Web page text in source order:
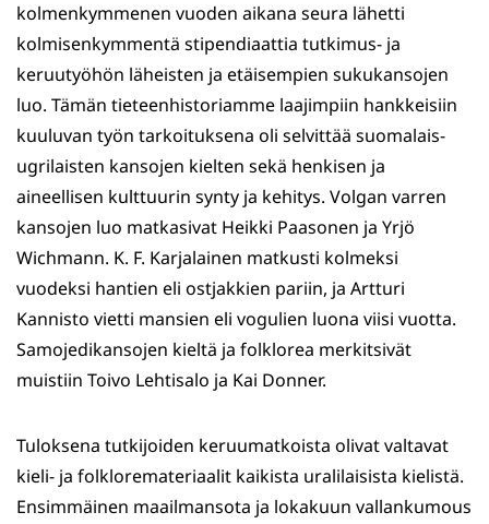
kolmenkymmenen vuoden aikana seura lähetti
kolmisenkymmentä stipendiaattia tutkimus- ja
keruutyöhön läheisten ja etäisempien sukukansojen
luo. Tämän tieteenhistoriamme laajimpiin hankkeisiin
kuuluvan työn tarkoituksena oli selvittää suomalais-
ugrilaisten kansojen kielten sekä henkisen ja
aineellisen kulttuurin synty ja kehitys. Volgan varren
kansojen luo matkasivat Heikki Paasonen ja Yrjö
Wichmann. K. F. Karjalainen matkusti kolmeksi
vuodeksi hantien eli ostjakkien pariin, ja Artturi
Kannisto vietti mansien eli vogulien luona viisi vuotta.
Samojedikansojen kieltä ja folklorea merkitsivät
muistiin Toivo Lehtisalo ja Kai Donner.
Tuloksena tutkijoiden keruumatkoista olivat valtavat
kieli- ja folkloremateriaalit kaikista uralilaisista kielistä.
Ensimmäinen maailmansota ja lokakuun vallankumous